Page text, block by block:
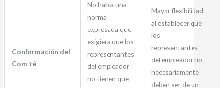
Conformación del
Comité
No había una
norma
expresada que
exigiera que los
representantes
del empleador
no tienen que
Mayor flexibilidad
al establecer que
los
representantes
del empleador no
necesariamente
deben ser de un